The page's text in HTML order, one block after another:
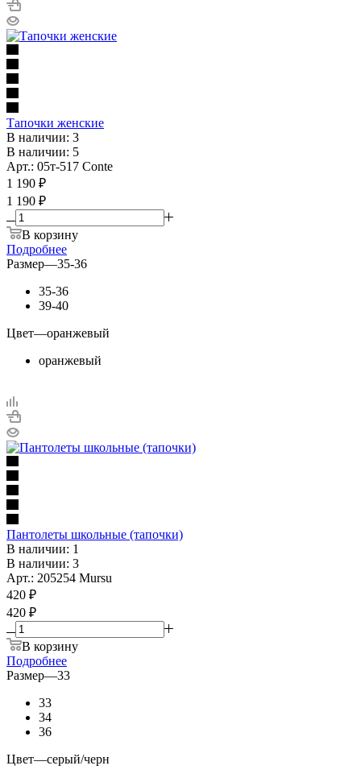
Тапочки женские
В наличии: 3
В наличии: 5
Арт.: 05т-517 Conte
1 190 ₽
1 190 ₽
В корзину
Подробнее
Размер—35-36
35-36
39-40
Цвет—оранжевый
оранжевый
Пантолеты школьные (тапочки)
В наличии: 1
В наличии: 3
Арт.: 205254 Mursu
420 ₽
420 ₽
В корзину
Подробнее
Размер—33
33
34
36
Цвет—серый/черн